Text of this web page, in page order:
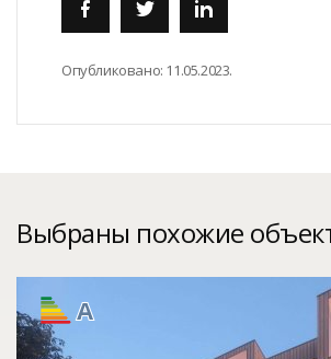
Опубликовано: 11.05.2023.
Выбраны похожие
A